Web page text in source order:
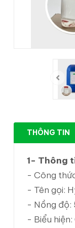
THÔNG TIN
1- Thông
- Công
- Tên gọi:
- Nồng độ:
- Biểu